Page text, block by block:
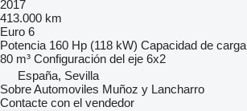
2017
413.000 km
Euro 6
Potencia 160 Hp (118 kW) Capacidad de carga
80 m³ Configuración del eje 6x2
España, Sevilla
Sobre Automoviles Muñoz y Lancharro
Contacte con el vendedor